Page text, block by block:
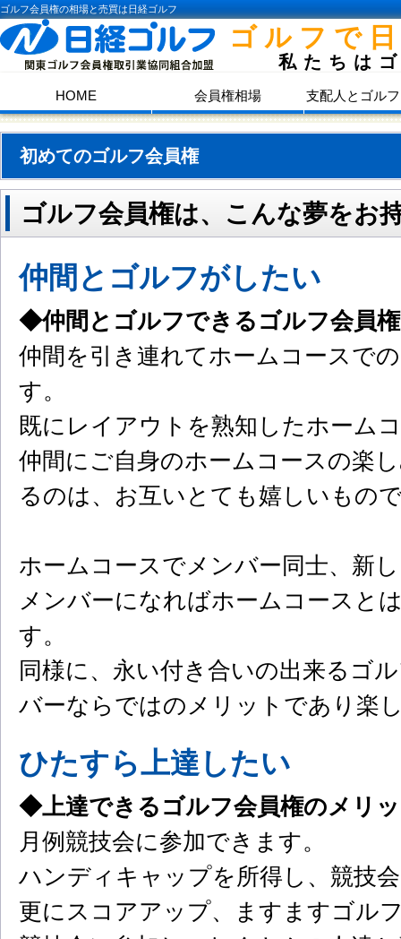
ゴルフ会員権の相場と売買は日経ゴルフ
ゴルフで
私たちは
HOME 会員権相場 支配人とゴル
初めてのゴルフ会員権
ゴルフ会員権は、こんな夢をお
仲間とゴルフがしたい
◆仲間とゴルフできるゴルフ会員
仲間を引き連れてホームコースで
す。
既にレイアウトを熟知したホーム
仲間にご自身のホームコースの楽
るのは、お互いとても嬉しいもの
ホームコースでメンバー同士、新
メンバーになればホームコースと
す。
同様に、永い付き合いの出来るゴ
バーならではのメリットであり楽
ひたすら上達したい
◆上達できるゴルフ会員権のメリ
月例競技会に参加できます。
ハンディキャップを所得し、競技
更にスコアアップ、ますますゴル